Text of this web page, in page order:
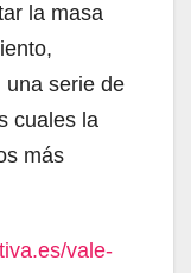
la masa
una serie de
cuales la
más
vale-